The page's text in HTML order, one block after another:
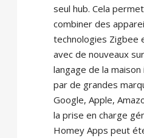
seul hub. Cela
combiner des
technologies Zigbee
avec de nouveaux
langage de la
par de grandes
Google, Apple,
la prise en charge
Homey Apps peut